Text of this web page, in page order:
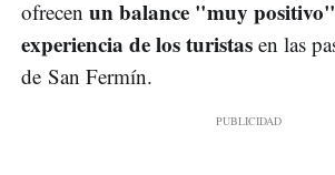
ofrecen un balance "muy
experiencia de los turistas en las
de San Fermín.